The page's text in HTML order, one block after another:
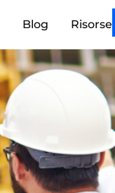
Blog Risorse